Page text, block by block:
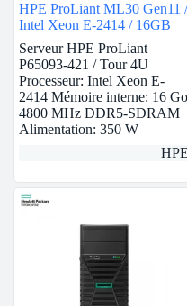
HPE ProLiant ML30 Gen11 /
Intel Xeon E-2414 / 16GB
Serveur HPE ProLiant
P65093-421 / Tour 4U
Processeur: Intel Xeon E-
2414 Mémoire interne: 16 Go
4800 MHz DDR5-SDRAM
Alimentation: 350 W
HPE